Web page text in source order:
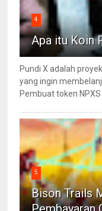
4
Apa itu Koin
Pundi X adalah
yang ingin
Pembuat token NPXS
5
Bison Trails